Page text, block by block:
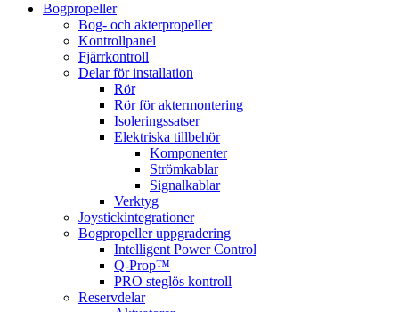
Bogpropeller
Bog- och akterpropeller
Kontrollpanel
Fjärrkontroll
Delar för installation
Rör
Rör för aktermontering
Isoleringssatser
Elektriska tillbehör
Komponenter
Strömkablar
Signalkablar
Verktyg
Joystickintegrationer
Bogpropeller uppgradering
Intelligent Power Control
Q-Prop™
PRO steglös kontroll
Reservdelar